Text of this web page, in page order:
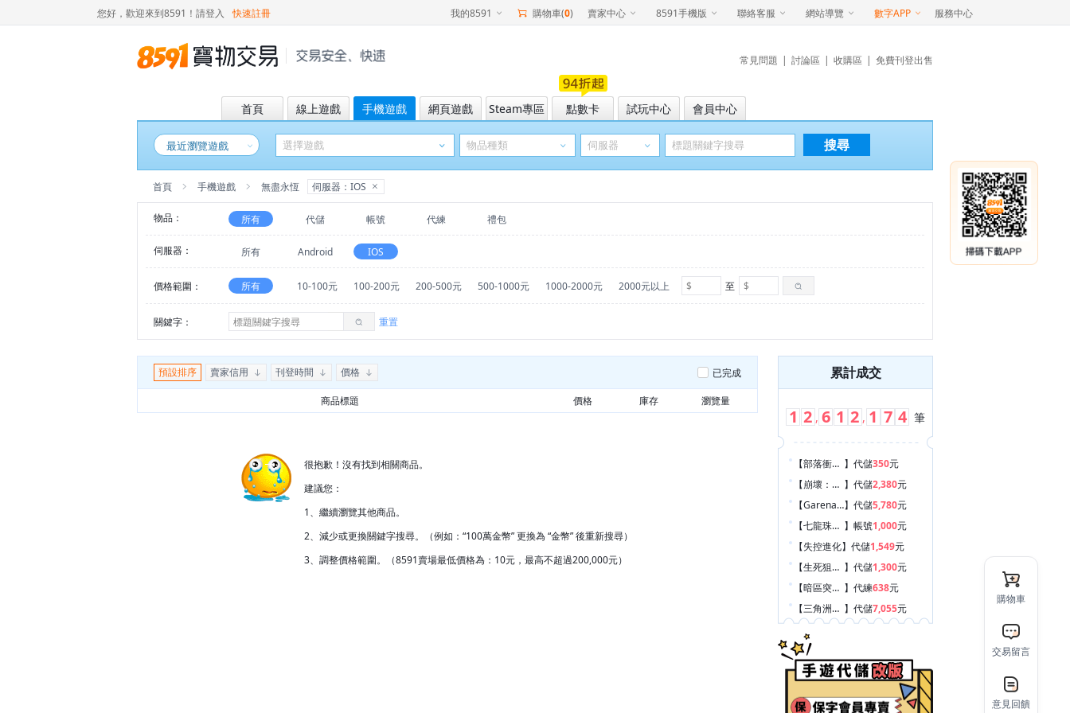
您好，歡迎來到8591！ 請登入 快速註冊 我的8591 購物車(0) 賣家中心 8591手機版 聯絡客服 網站導覽 數字APP 服務中心
常見問題 | 討論區 | 收購區 | 免費刊登出售
首頁 線上遊戲 手機遊戲 網頁遊戲 Steam專區 點數卡 試玩中心 會員中心
最近瀏覽遊戲 搜尋
首頁 手機遊戲 無盡永恆 伺服器：IOS
物品： 所有 代儲 帳號 代練 禮包
伺服器： 所有 Android IOS
價格範圍： 所有 10-100元 100-200元 200-500元 500-1000元 1000-2000元 2000元以上 至
關鍵字： 重置
預設排序 賣家信用 刊登時間 價格 已完成
商品標題 價格 庫存 瀏覽量
很抱歉！沒有找到相關商品。
建議您：
1、繼續瀏覽其他商品。
2、減少或更換關鍵字搜尋。（例如：“100萬金幣” 更換為 “金幣” 後重新搜尋）
3、調整價格範圍。（8591賣場最低價格為：10元，最高不超過200,000元）
累計成交
1 2 , 6 1 2 , 1 7 4 筆
【部落衝突:皇室戰爭 】 代儲350元
【崩壞：星穹鐵道 】 代儲2,380元
【Garena 傳說對決】 代儲5,780元
【七龍珠爆裂激戰 】 帳號1,000元
【失控進化】 代儲1,549元
【生死狙擊2 】 代儲1,300元
【暗區突圍 Arena Breakout 】 代練638元
【三角洲行動 】 代儲7,055元
【hololive Dreams 】 代儲600元
購物車
交易留言
意見回饋